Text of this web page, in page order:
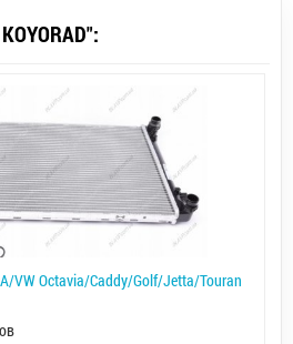
VW Octavia/Caddy/Golf/Jetta/Touran